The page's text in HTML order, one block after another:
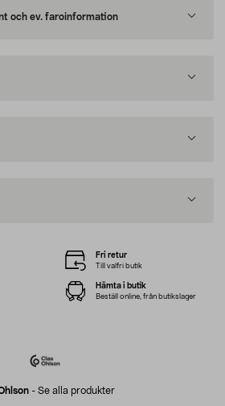
och ev. faroinformation
- Se alla produkter
Fri retur
Till valfri butik
Hämta i butik
Beställ online, från butikslager